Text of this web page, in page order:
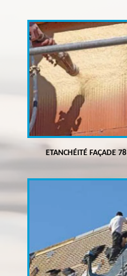
ETANCHÉITÉ FAÇADE 78